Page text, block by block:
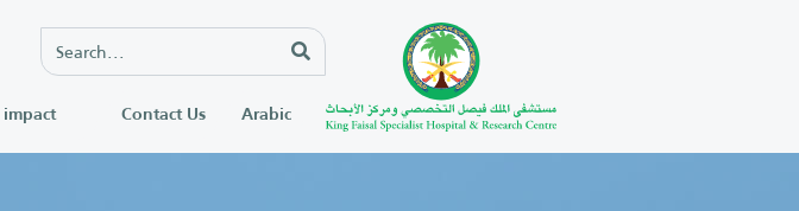
Contact Us Arabic